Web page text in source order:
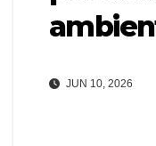
JUN 10, 2026